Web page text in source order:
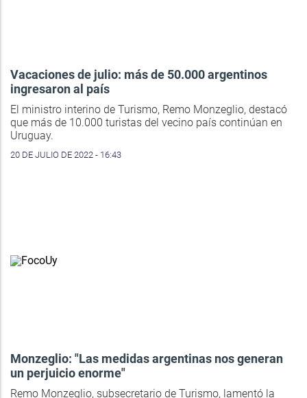
Vacaciones de julio: más de 50.000 argentinos
ingresaron al país
El ministro interino de Turismo, Remo Monzeglio, destacó
que más de 10.000 turistas del vecino país continúan en
Uruguay.
20 DE JULIO DE 2022 - 16:43
Monzeglio: "Las medidas argentinas nos generan
un perjuicio enorme"
Remo Monzeglio, subsecretario de Turismo, lamentó la